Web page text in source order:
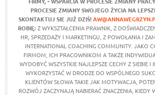
PROCESIE ZMIANY SWOJEGO ŻYCIA NA
SKONTAKTUJ SIE JUŻ DZIŚ!
ROBIĘ:Z WYKSZTAŁCENIA PRAWNIK, Z
HR, SPRZEDAŻY I MARKETINGU, Z POWOŁANIA I
INTERNATIONAL COACHING COMMUNITY. JAKO
FIRMOM, ICH PRACOWNIKOM A TAKŻE
WYDOBYĆ WSZYSTKIE NAJLEPSZE CECHY Z SIEBIE
WYKORZYSTAĆ W DRODZE DO WSPÓLNEGO
KLIENTÓW SŁOWA TAKIE JAK MOTYWACJA,
ROZWÓJ ZACZYNAJĄ NABIERAĆ ZNACZENIA, KIEDY